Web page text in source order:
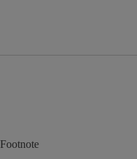
Footnote